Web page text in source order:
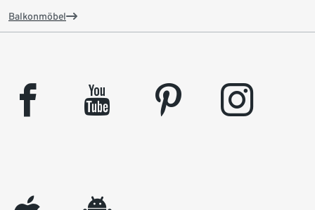
Balkonmöbel
facebook youtube pinterest instagram